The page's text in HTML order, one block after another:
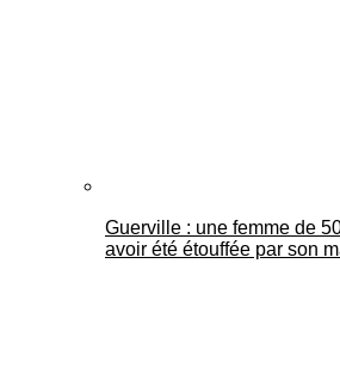
Guerville : une femme de
avoir été étouffée par son